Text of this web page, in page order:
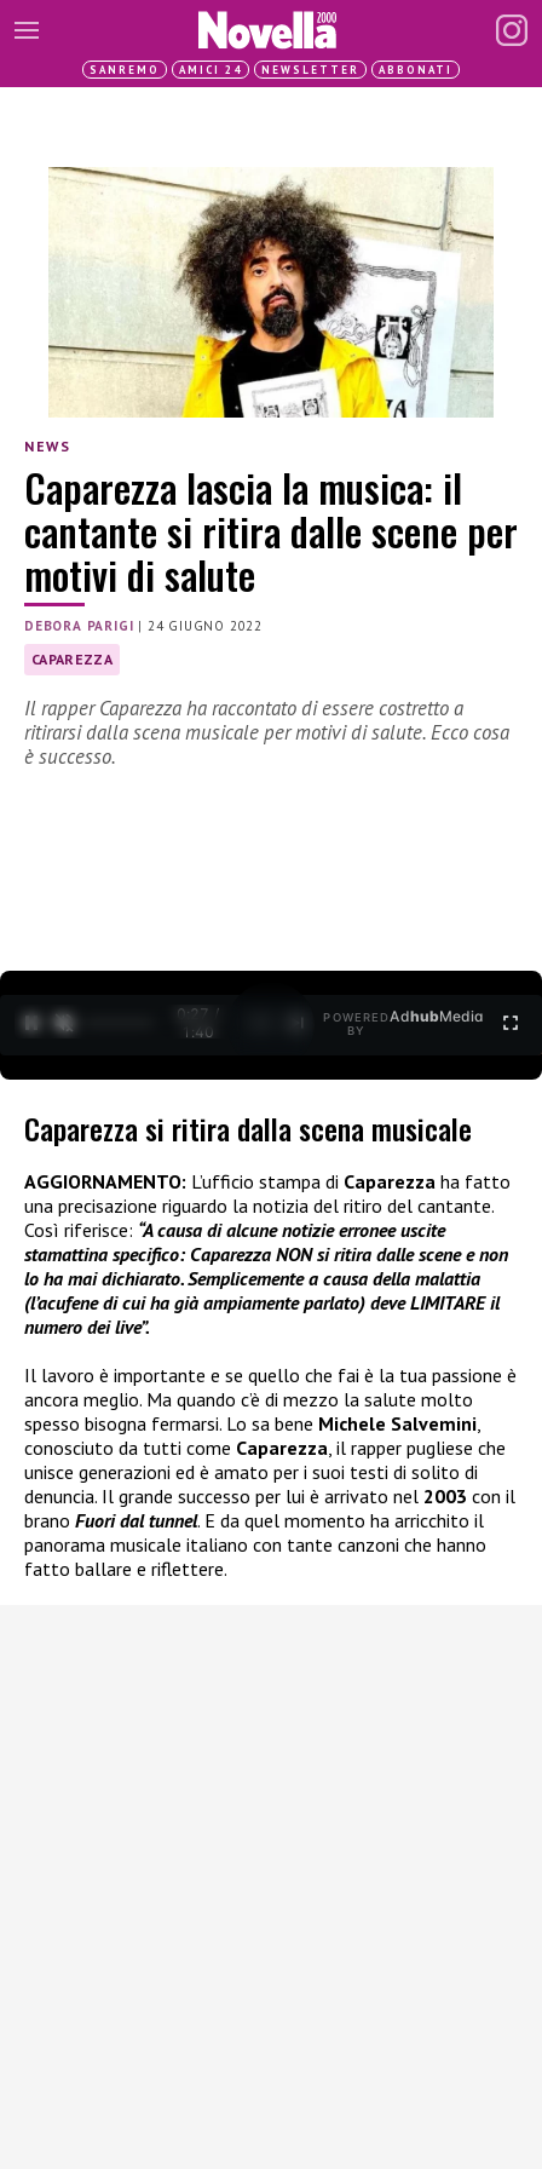
SANREMO AMICI 24 NEWSLETTER ABBONATI
NEWS
Caparezza lascia la musica: il
cantante si ritira dalle scene per
motivi di salute
DEBORA PARIGI | 24 GIUGNO 2022
CAPAREZZA
Il rapper Caparezza ha raccontato di essere costretto a
ritirarsi dalla scena musicale per motivi di salute. Ecco cosa
è successo.
0:28 /
1:40
POWERED
BY
AdhubMedia
Caparezza si ritira dalla scena musicale
AGGIORNAMENTO: L’ufficio stampa di Caparezza ha fatto
una precisazione riguardo la notizia del ritiro del cantante.
Così riferisce: “A causa di alcune notizie erronee uscite
stamattina specifico: Caparezza NON si ritira dalle scene e non
lo ha mai dichiarato. Semplicemente a causa della malattia
(l’acufene di cui ha già ampiamente parlato) deve LIMITARE il
numero dei live”.
Il lavoro è importante e se quello che fai è la tua passione è
ancora meglio. Ma quando c’è di mezzo la salute molto
spesso bisogna fermarsi. Lo sa bene Michele Salvemini,
conosciuto da tutti come Caparezza, il rapper pugliese che
unisce generazioni ed è amato per i suoi testi di solito di
denuncia. Il grande successo per lui è arrivato nel 2003 con il
brano Fuori dal tunnel. E da quel momento ha arricchito il
panorama musicale italiano con tante canzoni che hanno
fatto ballare e riflettere.